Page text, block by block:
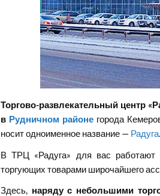
Торгово-развлекательный центр
в Рудничном районегорода
носит одноименное название — Радуга.
В ТРЦ «Радуга» для вас работают
торгующих товарами широчайшего
Здесь, наряду с небольшими